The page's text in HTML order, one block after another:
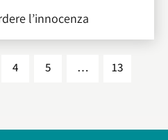
l’innocenza
4 5 … 13